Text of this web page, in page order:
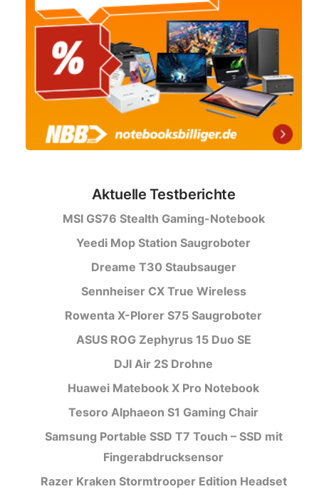
Aktuelle Testberichte
MSI GS76 Stealth Gaming-Notebook
Yeedi Mop Station Saugroboter
Dreame T30 Staubsauger
Sennheiser CX True Wireless
Rowenta X-Plorer S75 Saugroboter
ASUS ROG Zephyrus 15 Duo SE
DJI Air 2S Drohne
Huawei Matebook X Pro Notebook
Tesoro Alphaeon S1 Gaming Chair
Samsung Portable SSD T7 Touch – SSD mit
Fingerabdrucksensor
Razer Kraken Stormtrooper Edition Headset